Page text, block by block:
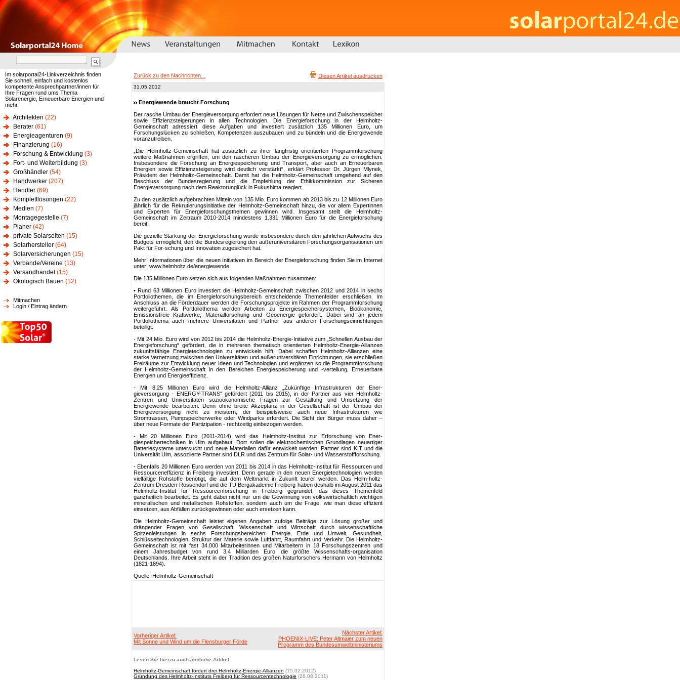
Im solarportal24-Linkverzeichnis finden
Sie schnell, einfach und kostenlos
kompetente Ansprechpartner/innen für
Ihre Fragen rund ums Thema
Solarenergie, Erneuerbare Energien und
mehr.
Architekten (22)
Berater (61)
Energieagenturen (9)
Finanzierung (16)
Forschung & Entwicklung (3)
Fort- und Weiterbildung (3)
Großhändler (54)
Handwerker (207)
Händler (69)
Komplettlösungen (22)
Medien (7)
Montagegestelle (7)
Planer (42)
private Solarseiten (15)
Solarhersteller (64)
Solarversicherungen (15)
Verbände/Vereine (13)
Versandhandel (15)
Ökologisch Bauen (12)
Mitmachen
Login / Eintrag ändern
Zurück zu den Nachrichten... Diesen Artikel ausdrucken
31.05.2012
Energiewende braucht Forschung
Der rasche Umbau der Energieversorgung erfordert neue Lösungen für Netze und Zwischenspeicher
sowie Effizienzsteigerungen in allen Technologien. Die Energieforschung in der Helmholtz-
Gemeinschaft adressiert diese Aufgaben und investiert zusätzlich 135 Millionen Euro, um
Forschungslücken zu schließen, Kompetenzen auszubauen und zu bündeln und die Energiewende
voranzutreiben.
„Die Helmholtz-Gemeinschaft hat zusätzlich zu ihrer langfristig orientierten Programmforschung
weitere Maßnahmen ergriffen, um den rascheren Umbau der Energieversorgung zu ermöglichen.
Insbesondere die Forschung an Energiespeicherung und Transport, aber auch an Erneuerbaren
Energien sowie Effizienzsteigerung wird deutlich verstärkt“, erklärt Professor Dr. Jürgen Mlynek,
Präsident der Helmholtz-Gemeinschaft. Damit hat die Helmholtz-Gemeinschaft umgehend auf den
Beschluss der Bundesregierung und die Empfehlung der Ethikkommission zur Sicheren
Energieversorgung nach dem Reaktorunglück in Fukushima reagiert.
Zu den zusätzlich aufgebrachten Mitteln von 135 Mio. Euro kommen ab 2013 bis zu 12 Millionen Euro
jährlich für die Rekrutierungsinitiative der Helmholtz-Gemeinschaft hinzu, die vor allem Expertinnen
und Experten für Energieforschungsthemen gewinnen wird. Insgesamt stellt die Helmholtz-
Gemeinschaft im Zeitraum 2010-2014 mindestens 1.331 Millionen Euro für die Energieforschung
bereit.
Die gezielte Stärkung der Energieforschung wurde insbesondere durch den jährlichen Aufwuchs des
Budgets ermöglicht, den die Bundesregierung den außeruniversitären Forschungsorganisationen um
Pakt für For-schung und Innovation zugesichert hat.
Mehr Informationen über die neuen Initiativen im Bereich der Energieforschung finden Sie im Internet
unter: www.helmholtz.de/energiewende
Die 135 Millionen Euro setzen sich aus folgenden Maßnahmen zusammen:
• Rund 63 Millionen Euro investiert die Helmholtz-Gemeinschaft zwischen 2012 und 2014 in sechs
Portfoliothemen, die im Energieforschungsbereich entscheidende Themenfelder erschließen. Im
Anschluss an die Förderdauer werden die Forschungsprojekte im Rahmen der Programmforschung
weitergeführt. Als Portfoliothema werden Arbeiten zu Energiespeichersystemen, Bioökonomie,
Emissionsfreie Kraftwerke, Materialforschung und Geoenergie gefördert. Dabei sind an jedem
Portfoliothema auch mehrere Universitäten und Partner aus anderen Forschungseinrichtungen
beteiligt.
- Mit 24 Mio. Euro wird von 2012 bis 2014 die Helmholtz-Energie-Initiative zum „Schnellen Ausbau der
Energieforschung“ gefördert, die in mehreren thematisch orientierten Helmholtz-Energie-Allianzen
zukunftsfähige Energietechnologien zu entwickeln hilft. Dabei schaffen Helmholtz-Allianzen eine
starke Vernetzung zwischen den Universitäten und außeruniversitären Einrichtungen, sie erschließen
Freiräume zur Entwicklung neuer Ideen und Technologien und ergänzen so die Programmforschung
der Helmholtz-Gemeinschaft in den Bereichen Energiespeicherung und -verteilung, Erneuerbare
Energien und Energieeffizienz.
- Mit 8,25 Millionen Euro wird die Helmholtz-Allianz „Zukünftige Infrastrukturen der Ener-
gieversorgung - ENERGY-TRANS“ gefördert (2011 bis 2015), in der Partner aus vier Helmholtz-
Zentren und Universitäten sozioökonomische Fragen zur Gestaltung und Umsetzung der
Energiewende bearbeiten. Denn ohne breite Akzeptanz in der Gesellschaft ist der Umbau der
Energieversorgung nicht zu meistern, der beispielsweise auch neue Infrastrukturen wie
Stromtrassen, Pumpspeicherwerke oder Windparks erfordert. Die Sicht der Bürger muss daher –
über neue Formate der Partizipation - rechtzeitig einbezogen werden.
- Mit 20 Millionen Euro (2011-2014) wird das Helmholtz-Institut zur Erforschung von Ener-
giespeichertechniken in Ulm aufgebaut. Dort sollen die elektrochemischen Grundlagen neuartiger
Batteriesysteme untersucht und neue Materialien dafür entwickelt werden. Partner sind KIT und die
Universität Ulm, assoziierte Partner sind DLR und das Zentrum für Solar- und Wasserstoffforschung.
- Ebenfalls 20 Millionen Euro werden von 2011 bis 2014 in das Helmholtz-Institut für Ressourcen und
Ressourceneffizienz in Freiberg investiert. Denn gerade in den neuen Energietechnologien werden
vielfältige Rohstoffe benötigt, die auf dem Weltmarkt in Zukunft teurer werden. Das Helm-holtz-
Zentrum Dresden-Rossendorf und die TU Bergakademie Freiberg haben deshalb im August 2011 das
Helmholtz-Institut für Ressourcenforschung in Freiberg gegründet, das dieses Themenfeld
ganzheitlich bearbeitet. Es geht dabei nicht nur um die Gewinnung von volkswirtschaftlich wichtigen
mineralischen und metallischen Rohstoffen, sondern auch um die Frage, wie man diese effizient
einsetzen, aus Abfällen zurückgewinnen oder auch ersetzen kann.
Die Helmholtz-Gemeinschaft leistet eigenen Angaben zufolge Beiträge zur Lösung großer und
drängender Fragen von Gesellschaft, Wissenschaft und Wirtschaft durch wissenschaftliche
Spitzenleistungen in sechs Forschungsbereichen: Energie, Erde und Umwelt, Gesundheit,
Schlüsseltechnologien, Struktur der Materie sowie Luftfahrt, Raumfahrt und Verkehr. Die Helmholtz-
Gemeinschaft ist mit fast 34.000 Mitarbeiterinnen und Mitarbeitern in 18 Forschungszentren und
einem Jahresbudget von rund 3,4 Milliarden Euro die größte Wissenschafts-organisation
Deutschlands. Ihre Arbeit steht in der Tradition des großen Naturforschers Hermann von Helmholtz
(1821-1894).
Quelle: Helmholtz-Gemeinschaft
Vorheriger Artikel:
Mit Sonne und Wind um die Flensburger Förde
Nächster Artikel:
PHOENIX-LIVE: Peter Altmaier zum neuen
Programm des Bundesumweltministeriums
Lesen Sie hierzu auch ähnliche Artikel:
Helmholtz-Gemeinschaft fördert drei Helmholtz-Energie-Allianzen (15.02.2012)
Gründung des Helmholtz-Instituts Freiberg für Ressourcentechnologie (26.08.2011)